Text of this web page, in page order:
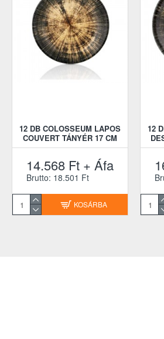
12 DB COLOSSEUM LAPOS
COUVERT TÁNYÉR 17 CM
14.568 Ft + Áfa
Brutto: 18.501 Ft
KOSÁRBA
12